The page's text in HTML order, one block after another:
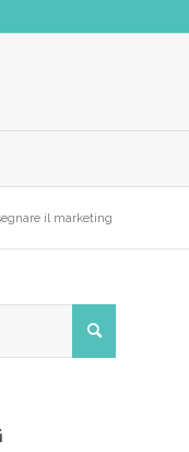
il marketing